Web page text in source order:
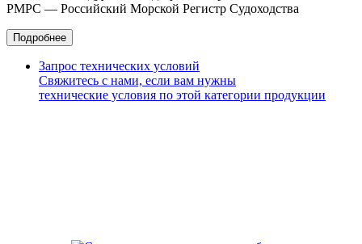
РМРС — Российский Морской Регистр Судоходства
Подробнее
Запрос технических условий
Свяжитесь с нами, если вам нужны
технические условия по этой категории продукции